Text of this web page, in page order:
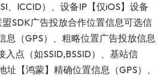
、ICCID）、设备IP【仅iOS】设备
SDK广告投放合作位置信息可选信
息（GPS）、粗略位置广告投放信息
入点（如SSID,BSSID）、基站信
址【鸿蒙】精确位置信息（GPS）、